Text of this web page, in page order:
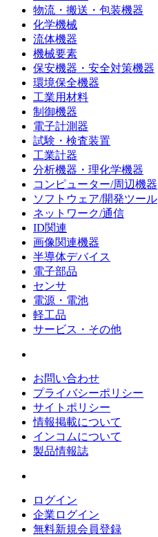
物流・搬送・包装機器
化学機械
流体機器
機械要素
保安機器・安全対策機器
環境保全機器
工業用材料
制御機器
電子計測器
試験・検査装置
工業計器
分析機器・理化学機器
コンピューター/周辺機器
ソフトウェア/開発ツール
ネットワーク/通信
ID関連
画像関連機器
半導体デバイス
電子部品
センサ
電源・電池
軽工品
サービス・その他
お問い合わせ
プライバシーポリシー
サイトポリシー
情報掲載について
インコムについて
製品情報誌
ログイン
企業ログイン
無料新規会員登録